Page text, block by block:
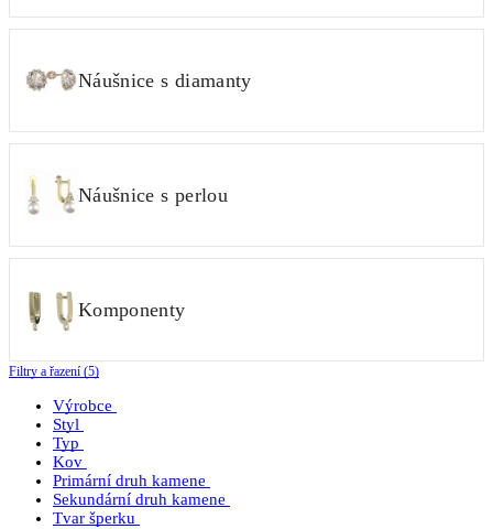
Náušnice s diamanty
Náušnice s perlou
Komponenty
Filtry a řazení (5)
Výrobce
Styl
Typ
Kov
Primární druh kamene
Sekundární druh kamene
Tvar šperku